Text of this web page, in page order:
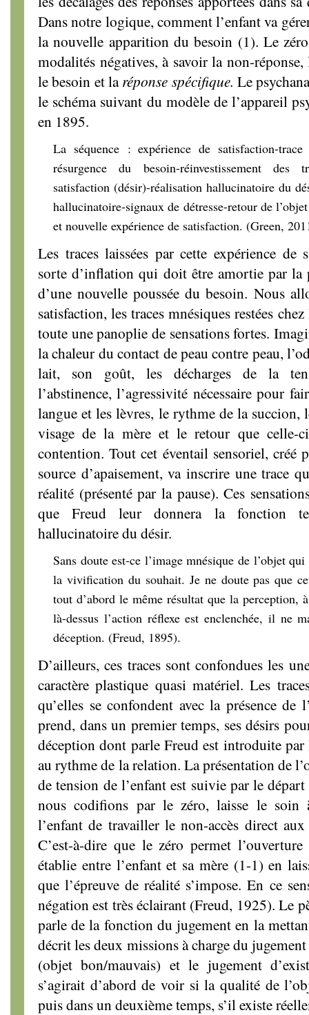
Dans notre logique, comment l’enfant va
la nouvelle apparition du besoin (1). Le
modalités négatives, à savoir la non-
le besoin et laréponse spécifique. Le
le schéma suivant du modèle de l’appareil
en 1895.
La séquence : expérience de satisfaction-
résurgence du besoin-réinvestissement des
satisfaction (désir)-réalisation hallucinatoire du
hallucinatoire-signaux de détresse-retour de
et nouvelle expérience de satisfaction. (Green,
Les traces laissées par cette expérience
sorte d’inflation qui doit être amortie par la
d’une nouvelle poussée du besoin. Nous
satisfaction, les traces mnésiques restées
toute une panoplie de sensations fortes.
la chaleur du contact de peau contre peau,
lait, son goût, les décharges de la
l’abstinence, l’agressivité nécessaire pour
langue et les lèvres, le rythme de la succion,
visage de la mère et le retour que
contention. Tout cet éventail sensoriel, créé
source d’apaisement, va inscrire une trace
réalité (présenté par la pause). Ces
que Freud leur donnera la fonction
hallucinatoire du désir.
Sans doute est-ce l’image mnésique de l’objet
la vivification du souhait. Je ne doute pas que
tout d’abord le même résultat que la perception,
là-dessus l’action réflexe est enclenchée, il ne
déception. (Freud, 1895).
D’ailleurs, ces traces sont confondues les
caractère plastique quasi matériel. Les
qu’elles se confondent avec la présence de
prend, dans un premier temps, ses désirs
déception dont parle Freud est introduite
au rythme de la relation. La présentation de
de tension de l’enfant est suivie par le
nous codifions par le zéro, laisse le soin
l’enfant de travailler le non-accès direct
C’est-à-dire que le zéro permet
établie entre l’enfant et sa mère (1-1) en
que l’épreuve de réalité s’impose. En ce
négation est très éclairant (Freud, 1925). Le
parle de la fonction du jugement en la
décrit les deux missions à charge du
(objet bon/mauvais) et le jugement
s’agirait d’abord de voir si la qualité de
puis dans un deuxième temps, s’il existe